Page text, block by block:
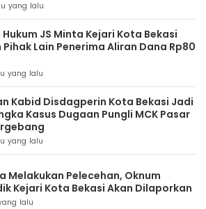
yang lalu
Hukum JS Minta Kejari Kota Bekasi
Pihak Lain Penerima Aliran Dana Rp80
yang lalu
Kabid Disdagperin Kota Bekasi Jadi
Kasus Dugaan Pungli MCK Pasar
yang lalu
Melakukan Pelecehan, Oknum
Kejari Kota Bekasi Akan Dilaporkan
lalu